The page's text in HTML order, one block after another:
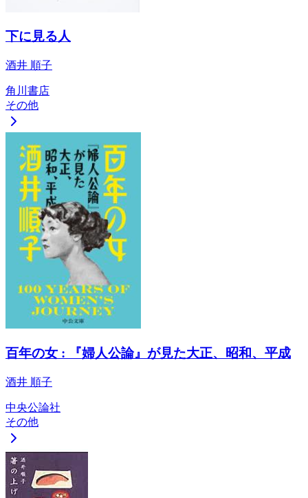
下に見る人
酒井 順子
角川書店
その他
百年の女 : 『婦人公論』が見た大正、昭和、平成
酒井 順子
中央公論社
その他